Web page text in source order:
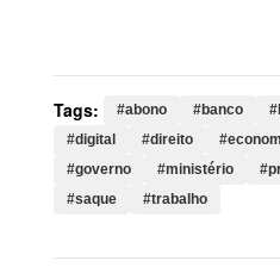
Tags: #abono #banco
#digital
#direito
#governo
#ministério
#saque
#trabalho